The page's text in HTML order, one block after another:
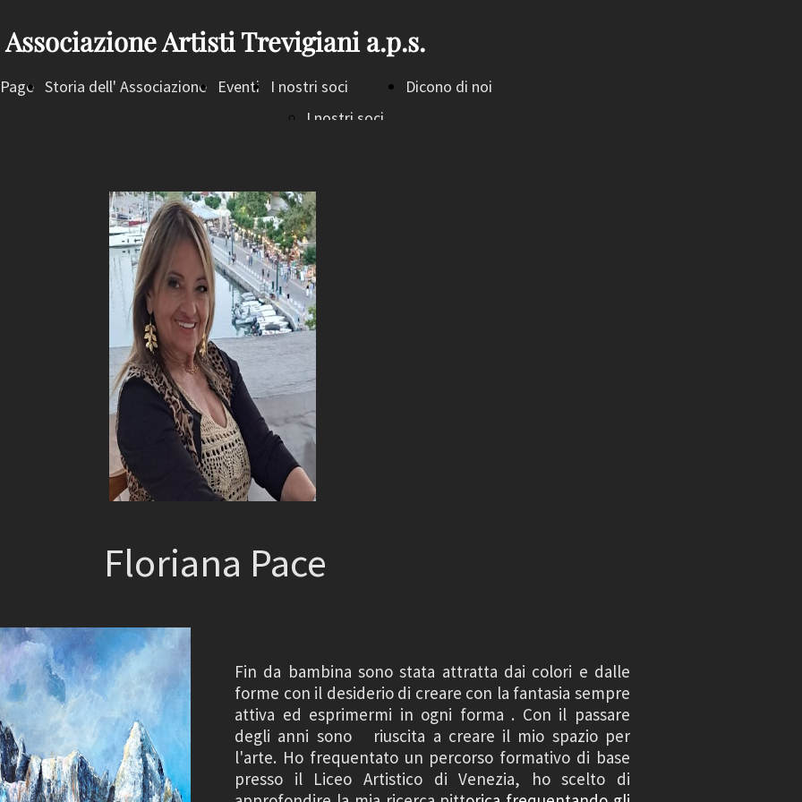
Associazione Artisti Trevigiani a.p.s.
Storia dell' Associazione Eventi
I nostri soci
I nostri soci
Dicono di noi
Floriana Pace
Fin da bambina sono stata attratta dai colori e dalle
forme con il desiderio di creare con la fantasia sempre
attiva ed esprimermi in ogni forma . Con il passare
degli anni sono riuscita a creare il mio spazio per
l'arte. Ho frequentato un percorso formativo di base
presso il Liceo Artistico di Venezia, ho scelto di